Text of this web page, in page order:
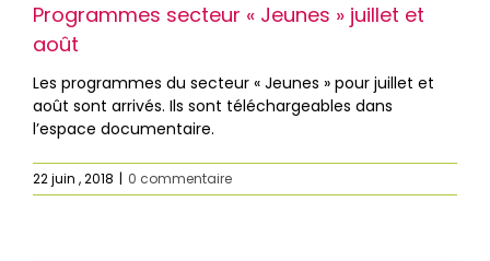
Programmes secteur « Jeunes » juillet et
août
Les programmes du secteur « Jeunes » pour juillet et
août sont arrivés. Ils sont téléchargeables dans
l’espace documentaire.
22 juin , 2018 | 0 commentaire